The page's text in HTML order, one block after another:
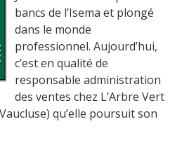
bancs de l’Isema et plongé
dans le monde
professionnel. Aujourd’hui,
c’est en qualité de
responsable administration
des ventes chez L’Arbre Vert
qu’elle poursuit son